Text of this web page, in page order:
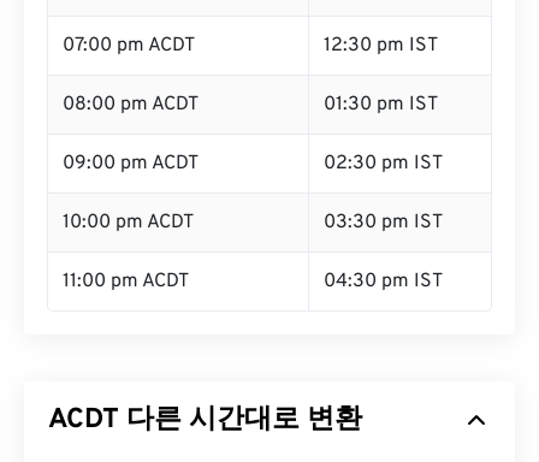
07:00 pm ACDT 12:30 pm IST
08:00 pm ACDT 01:30 pm IST
09:00 pm ACDT 02:30 pm IST
10:00 pm ACDT 03:30 pm IST
11:00 pm ACDT 04:30 pm IST
ACDT 다른 시간대로 변환